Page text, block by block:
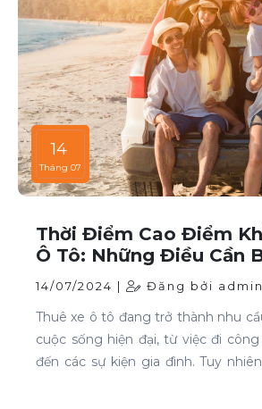
14
Tháng 07
Thời Điểm Cao Điểm
Ô Tô: Những Điều Cần
14/07/2024 | Đăng bởi admin
Thuê xe ô tô đang trở thành nhu
cuộc sống hiện đại, từ việc đi
đến các sự kiện gia đình. Tuy